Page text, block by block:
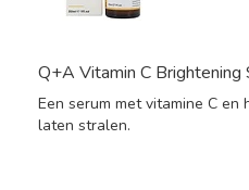
Q+A Vitamin C Brightening
Een serum met vitamine C en
laten stralen.